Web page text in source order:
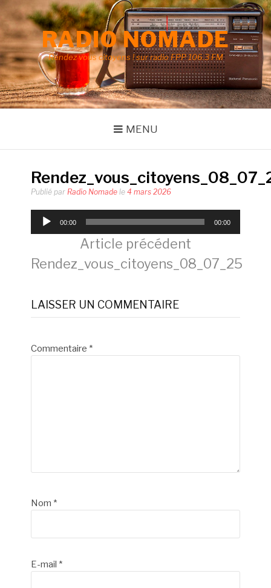
Aller
au
contenu
RADIO NOMADE
Rendez vous citoyens ! sur radio FPP 106.3 FM
MENU
Publié par Radio Nomadele 4 mars 2026
Lecteur
audio
00:00 00:00
Lire
la
suite
Article précédent
Rendez_vous_citoyens_08_07_25
LAISSER UN COMMENTAIRE
Commentaire *
Nom *
E-mail *